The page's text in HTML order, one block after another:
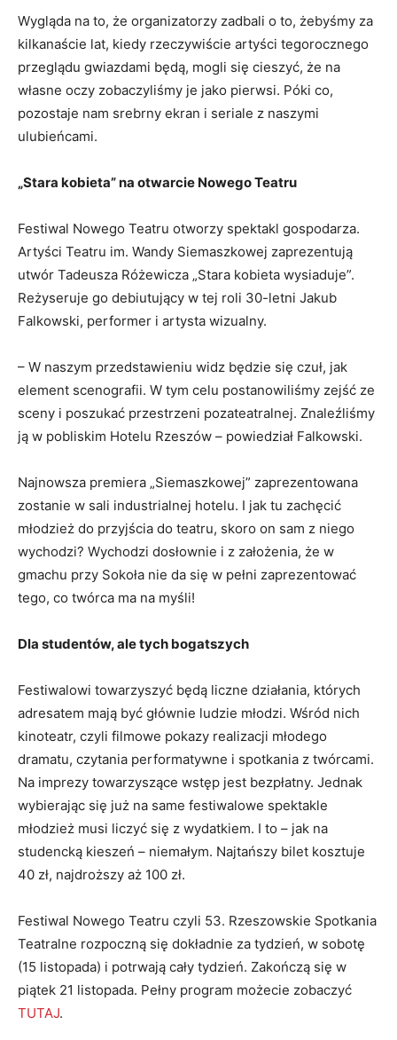
Wygląda na to, że organizatorzy zadbali o to, żebyśmy za
kilkanaście lat, kiedy rzeczywiście artyści tegorocznego
przeglądu gwiazdami będą, mogli się cieszyć, że na
własne oczy zobaczyliśmy je jako pierwsi. Póki co,
pozostaje nam srebrny ekran i seriale z naszymi
ulubieńcami.
„Stara kobieta” na otwarcie Nowego Teatru
Festiwal Nowego Teatru otworzy spektakl gospodarza.
Artyści Teatru im. Wandy Siemaszkowej zaprezentują
utwór Tadeusza Różewicza „Stara kobieta wysiaduje”.
Reżyseruje go debiutujący w tej roli 30-letni Jakub
Falkowski, performer i artysta wizualny.
– W naszym przedstawieniu widz będzie się czuł, jak
element scenografii. W tym celu postanowiliśmy zejść ze
sceny i poszukać przestrzeni pozateatralnej. Znaleźliśmy
ją w pobliskim Hotelu Rzeszów – powiedział Falkowski.
Najnowsza premiera „Siemaszkowej” zaprezentowana
zostanie w sali industrialnej hotelu. I jak tu zachęcić
młodzież do przyjścia do teatru, skoro on sam z niego
wychodzi? Wychodzi dosłownie i z założenia, że w
gmachu przy Sokoła nie da się w pełni zaprezentować
tego, co twórca ma na myśli!
Dla studentów, ale tych bogatszych
Festiwalowi towarzyszyć będą liczne działania, których
adresatem mają być głównie ludzie młodzi. Wśród nich
kinoteatr, czyli filmowe pokazy realizacji młodego
dramatu, czytania performatywne i spotkania z twórcami.
Na imprezy towarzyszące wstęp jest bezpłatny. Jednak
wybierając się już na same festiwalowe spektakle
młodzież musi liczyć się z wydatkiem. I to – jak na
studencką kieszeń – niemałym. Najtańszy bilet kosztuje
40 zł, najdroższy aż 100 zł.
Festiwal Nowego Teatru czyli 53. Rzeszowskie Spotkania
Teatralne rozpoczną się dokładnie za tydzień, w sobotę
(15 listopada) i potrwają cały tydzień. Zakończą się w
piątek 21 listopada. Pełny program możecie zobaczyć
TUTAJ.